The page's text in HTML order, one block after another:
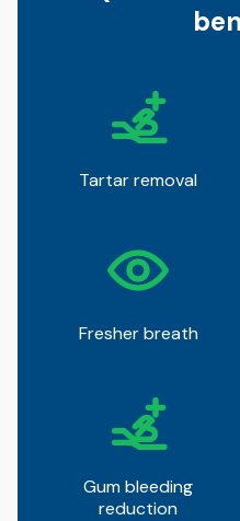
Tartar removal
Fresher breath
Gum bleeding
reduction